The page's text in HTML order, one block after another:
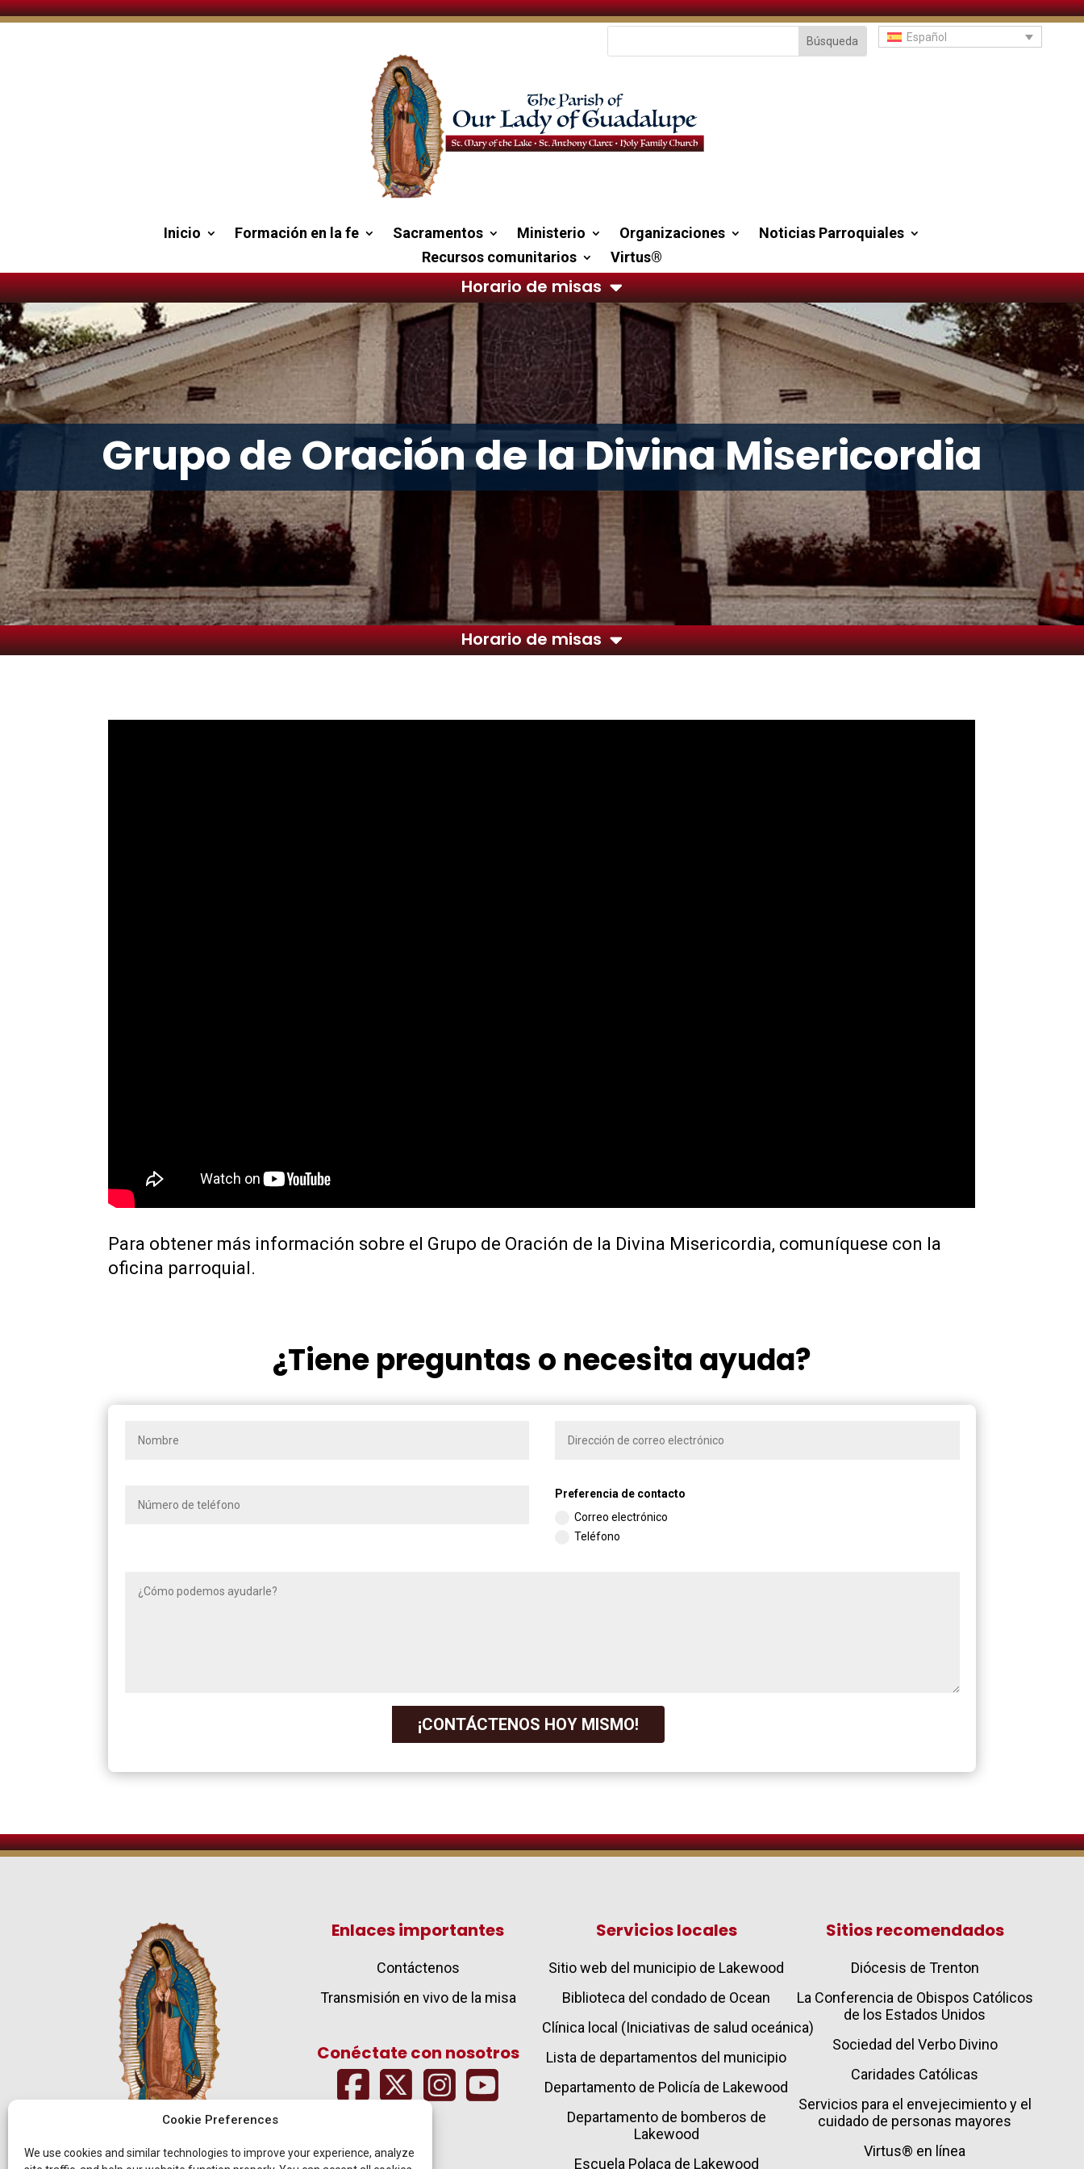
Cookie Preferences
We use cookies and similar technologies to improve your experience, analyze
Español
Inicio Formación en la fe Sacramentos Ministerio Organizaciones
Noticias Parroquiales
Recursos comunitarios
Virtus®
Horario de misas
Grupo de Oración de la Divina Misericordia
Horario de misas
Para obtener más información sobre el Grupo de Oración de la Divina Misericordia, comuníquese con la
oficina parroquial.
¿Tiene preguntas o necesita ayuda?
Preferencia de contacto
Correo electrónico
Teléfono
¡CONTÁCTENOS HOY MISMO!
Enlaces importantes
Contáctenos
Transmisión en vivo de la misa
Conéctate con nosotros
Servicios locales
Sitio web del municipio de Lakewood
Biblioteca del condado de Ocean
Clínica local (Iniciativas de salud oceánica)
Lista de departamentos del municipio
Departamento de Policía de Lakewood
Departamento de bomberos de
Lakewood
Escuela Polaca de Lakewood
Sitios recomendados
Diócesis de Trenton
La Conferencia de Obispos Católicos
de los Estados Unidos
Sociedad del Verbo Divino
Caridades Católicas
Servicios para el envejecimiento y el
cuidado de personas mayores
Virtus® en línea